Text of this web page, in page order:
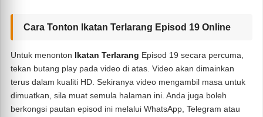
Cara Tonton Ikatan Terlarang Episod 19 Online
Untuk menonton Ikatan Terlarang Episod 19 secara percuma,
tekan butang play pada video di atas. Video akan dimainkan
terus dalam kualiti HD. Sekiranya video mengambil masa untuk
dimuatkan, sila muat semula halaman ini. Anda juga boleh
berkongsi pautan episod ini melalui WhatsApp, Telegram atau